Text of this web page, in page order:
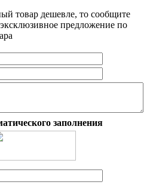
товар дешевле, то сообщите
предложение по
заполнения